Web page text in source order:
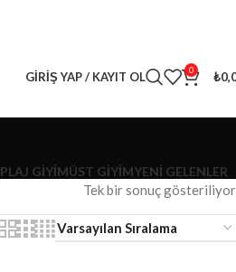
GIRIŞ YAP / KAYIT OL 0 ₺
PLAJ GIYIMÜST GIYIMYENI GELENLER
Tek bir sonuç gösteriliyor